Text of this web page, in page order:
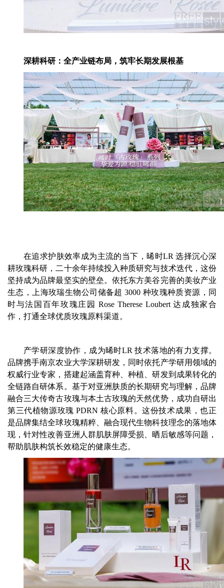
深耕科研：全产业链布局，筑牢长期发展根基
在追求护肤效率成为主流的当下，晞时LR 选择沉心深
耕玫瑰科研，二十余年持续投入种质研究与技术迭代，这份
坚持成为品牌最坚实的壁垒。依托东方美谷完善的美妆产业
生态，上海玫瑞生物公司储备超 3000 种玫瑰种质资源，同
时与法国百年玫瑰庄园 Rose Therese Loubert 达成独家合
作，打通全球优质玫瑰原料渠道。
产学研深度协作，成为晞时LR 技术落地的有力支撑。
品牌携手南京农业大学深耕研发，同时依托产学研用领域的
权威行业专家，搭建起涵盖育种、种植、研发到成果转化的
全链路自研体系。基于对亚洲肤质的长期研究与理解，品牌
融合三大传奇古玫瑰与本土古玫瑰的天然优势，成功自研出
第三代植物源玫瑰 PDRN 核心原料。这份技术成果，也正
是品牌集结全球玫瑰精粹、融合现代生物科技理念的落地体
现，针对性改善亚洲人群肌肤屏障受损、晒后敏感等问题，
帮助肌肤构筑长效稳定的健康生态。